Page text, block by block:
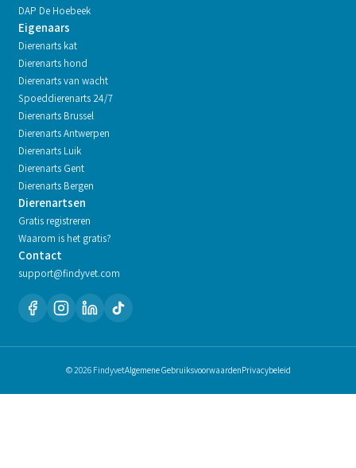
DAP De Hoebeek
Eigenaars
Dierenarts kat
Dierenarts hond
Dierenarts van wacht
Spoeddierenarts 24/7
Dierenarts Brussel
Dierenarts Antwerpen
Dierenarts Luik
Dierenarts Gent
Dierenarts Bergen
Dierenartsen
Gratis registreren
Waarom is het gratis?
Contact
support@findyvet.com
© 2026 FindyvetAlgemene GebruiksvoorwaardenPrivacybeleid